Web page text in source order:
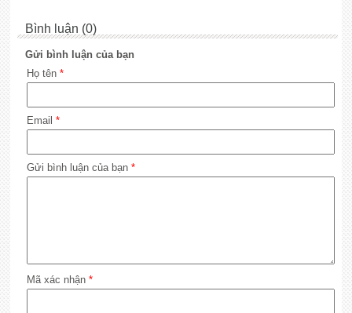
Bình luận (0)
Gửi bình luận của bạn
Họ tên *
Email *
Gửi bình luận của bạn *
Mã xác nhận *